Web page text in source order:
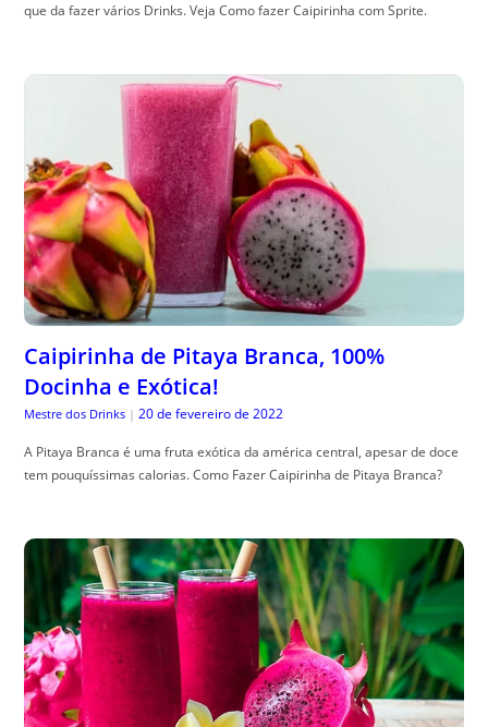
que da fazer vários Drinks. Veja Como fazer Caipirinha com Sprite.
Caipirinha de Pitaya Branca, 100%
Docinha e Exótica!
Mestre dos Drinks | 20 de fevereiro de 2022
A Pitaya Branca é uma fruta exótica da américa central, apesar de doce
tem pouquíssimas calorias. Como Fazer Caipirinha de Pitaya Branca?